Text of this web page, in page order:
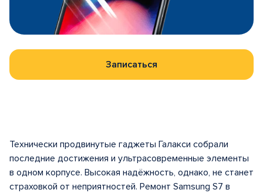
Записаться
Технически продвинутые гаджеты Галакси собрали
последние достижения и ультрасовременные элементы
в одном корпусе. Высокая надёжность, однако, не станет
страховкой от неприятностей. Ремонт Samsung S7 в